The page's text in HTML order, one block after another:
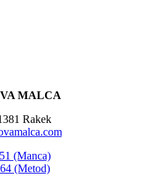
MALCA
Rakek
(Manca)
(Metod)